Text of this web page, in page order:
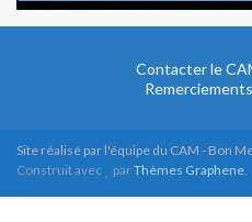
Contacter le
Remerciements
Site réalisé par l'équipe du CAM - Bon
Construit avec
parThèmes Graphene